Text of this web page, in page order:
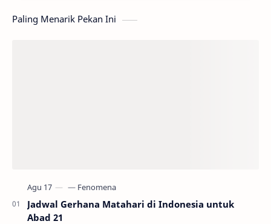
Paling Menarik Pekan Ini
Jadwal Gerhana Matahari di Indonesia untuk
Abad 21